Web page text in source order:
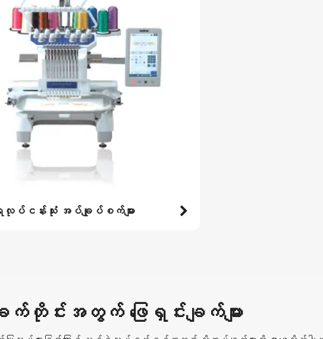
ရေးလုပ်ငန်းသုံး အပ်ချုပ်စက်များ
တိုင်းအတွက် ဖြေရှင်းချက်များ